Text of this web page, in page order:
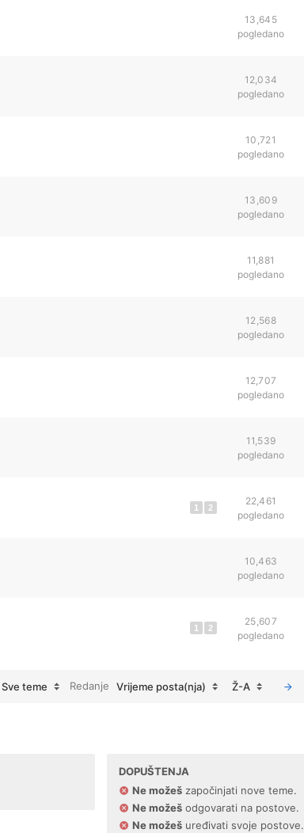
13,645
pogledano
12,034
pogledano
10,721
pogledano
13,609
pogledano
11,881
pogledano
12,568
pogledano
12,707
pogledano
11,539
pogledano
1 2
22,461
pogledano
10,463
pogledano
1 2
25,607
pogledano
Sve teme Redanje Vrijeme posta(nja) Ž-A
DOPUŠTENJA
Ne možešzapočinjati nove teme.
Ne možešodgovarati na postove.
Ne možešuređivati svoje postove.